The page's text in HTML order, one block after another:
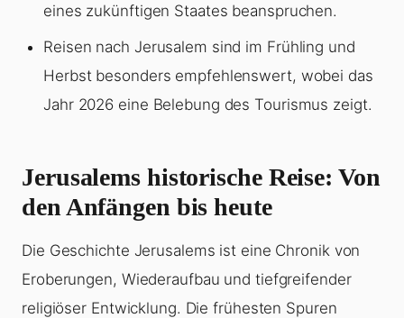
eines zukünftigen Staates beanspruchen.
Reisen nach Jerusalem sind im Frühling und
Herbst besonders empfehlenswert, wobei das
Jahr 2026 eine Belebung des Tourismus zeigt.
Jerusalems historische Reise: Von
den Anfängen bis heute
Die Geschichte Jerusalems ist eine Chronik von
Eroberungen, Wiederaufbau und tiefgreifender
religiöser Entwicklung. Die frühesten Spuren